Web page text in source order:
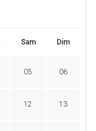
Sam Dim
05 06
12 13